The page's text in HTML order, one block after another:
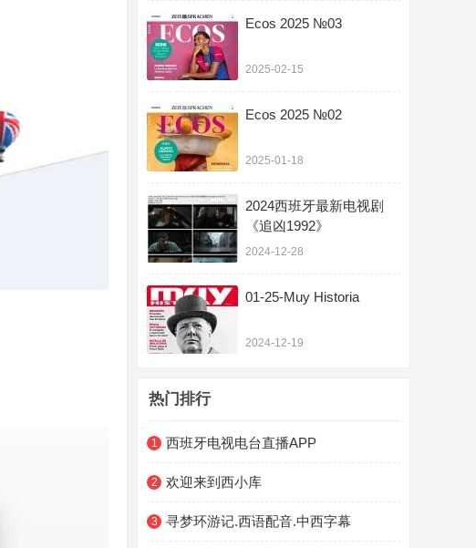
Ecos 2025 №03
2025-02-15
Ecos 2025 №02
2025-01-18
2024西班牙最新电视剧
《追凶1992》
2024-12-28
01-25-Muy Historia
2024-12-19
热门排行
1 西班牙电视电台直播APP
2 欢迎来到西小库
3 寻梦环游记.西语配音.中西字幕